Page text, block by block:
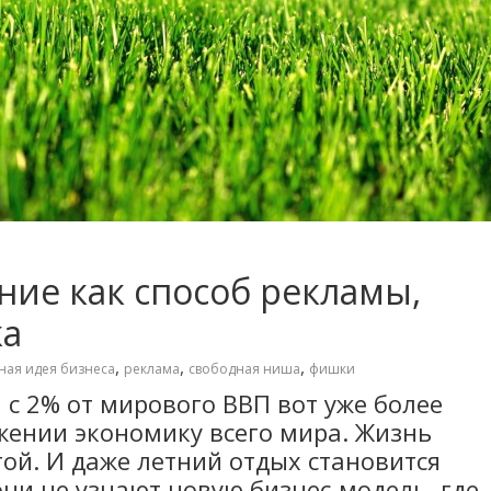
как способ рекламы,
идея бизнеса, реклама, свободная ниша, фишки
2% от мирового ВВП вот уже более
экономику всего мира. Жизнь
И даже летний отдых становится